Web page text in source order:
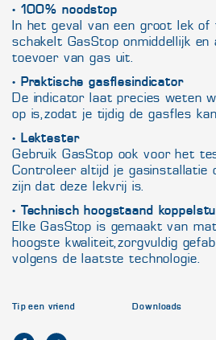
• 100% noodstop
In het geval van een groot lek of
schakelt GasStop onmiddellijk
toevoer van gas uit.
• Praktische gasflesindicator
De indicator laat precies weten
op is, zodat je tijdig de gasfles
• Lektester
Gebruik GasStop ook voor het
Controleer altijd je gasinstallatie
zijn dat deze lekvrij is.
• Technisch hoogstaand
Elke GasStop is gemaakt van
hoogste kwaliteit, zorgvuldig
volgens de laatste technologie.
Tip een vriend Downloads